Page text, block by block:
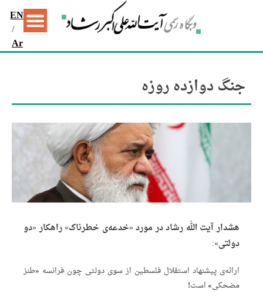
EN
/
Ar
جنگ دوازده روزه
هشدار آیت الله رشاد در مورد «خدعه‌ی خطرناک» راهکار «دو
دولتی»:
ارائه‌ی پیشنهاد استقلال فلسطین از سوی دولتی چون فرانسه «طنز
مضحکی» است!